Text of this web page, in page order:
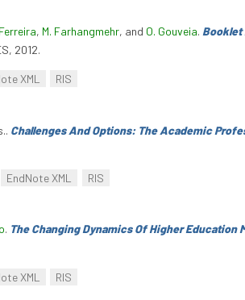
, M. Farhangmehr, and O. Gouveia. Booklet
2012.
XML RIS
. Challenges And Options: The Academic
EndNote XML RIS
. The Changing Dynamics Of Higher Education
XML RIS